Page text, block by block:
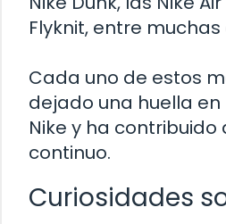
Flyknit, entre muchas
Cada uno de estos
dejado una huella
Nike y ha contribuido
continuo.
Curiosidades